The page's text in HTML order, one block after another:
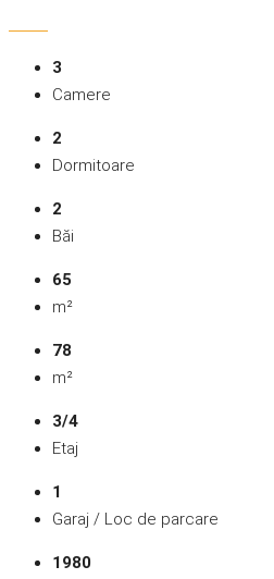
3
Camere
2
Dormitoare
2
Băi
65
m²
78
m²
3/4
Etaj
1
Garaj / Loc de parcare
1980